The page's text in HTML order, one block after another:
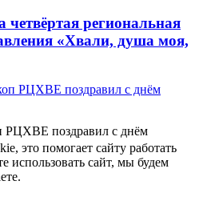
региональная
«Хвали, душа моя,
РЦХВЕ поздравил с днём
это помогает сайту работать
использовать сайт, мы будем